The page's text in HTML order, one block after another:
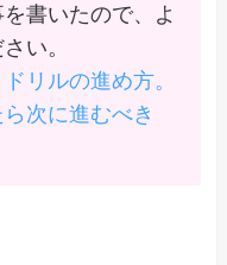
書いたので、よ
い。
リルの進め方。
次に進むべき